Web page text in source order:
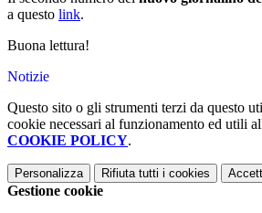
a questo link.
Buona lettura!
Notizie
Questo sito o gli strumenti terzi da questo
cookie necessari al funzionamento ed utili
COOKIE POLICY.
Personalizza Rifiuta tutti i cookies
Gestione cookie